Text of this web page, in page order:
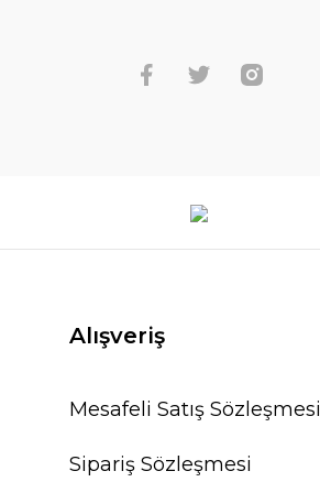
Alışveriş
Mesafeli Satış Sözleşmesi
Sipariş Sözleşmesi